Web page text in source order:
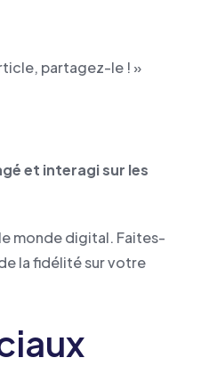
partagez-le ! »
et interagi sur les
monde digital. Faites-
la fidélité sur votre